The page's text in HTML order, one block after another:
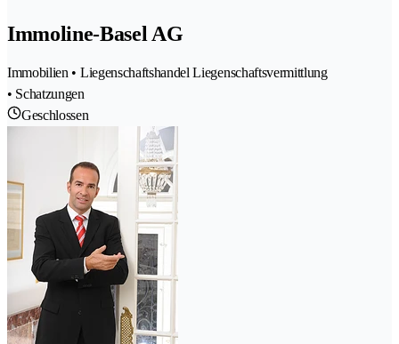
Immoline-Basel AG
Immobilien • Liegenschaftshandel Liegenschaftsvermittlung
• Schatzungen
Geschlossen